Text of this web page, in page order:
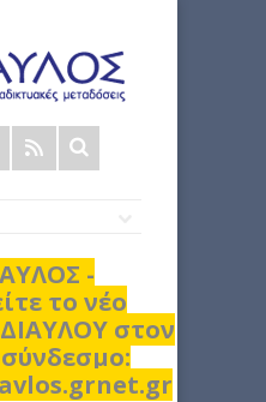
Φόρμα
αναζήτησης
-
το νέο
στον